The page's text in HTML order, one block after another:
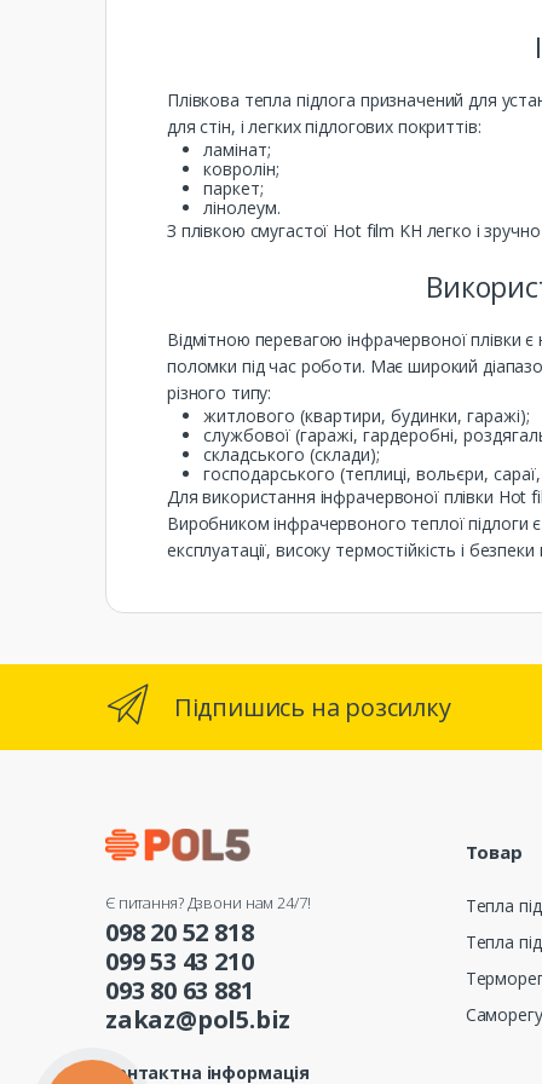
Плівкова тепла підлога призначений для
для стін, і легких підлогових покриттів:
ламінат;
ковролін;
паркет;
лінолеум.
З плівкою смугастої Hot film KH легко і
Відмітною перевагою інфрачервоної плівки
поломки під час роботи. Має широкий
різного типу:
житлового (квартири, будинки, гаражі);
службової (гаражі, гардеробні,
складського (склади);
господарського (теплиці, вольєри,
Для використання інфрачервоної плівки Hot
Виробником інфрачервоного теплої підлоги
експлуатації, високу термостійкість і безпеки
Підпишись на розсилку
Є питання? Дзвони нам 24/7!
098 20 52 818
099 53 43 210
093 80 63 881
zakaz@pol5.biz
Контактна інформація
Товар
Тепла
Тепла